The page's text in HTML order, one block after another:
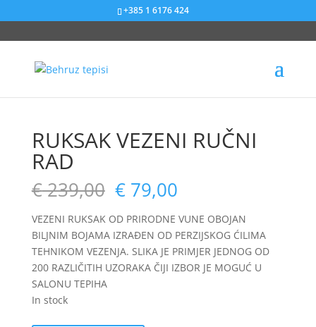
+385 1 6176 424
Sniženje od 67%
RUKSAK VEZENI RUČNI
RAD
€239,00 €79,00
VEZENI RUKSAK OD PRIRODNE VUNE OBOJAN
BILJNIM BOJAMA IZRAĐEN OD PERZIJSKOG ĆILIMA
TEHNIKOM VEZENJA. SLIKA JE PRIMJER JEDNOG OD
200 RAZLIČITIH UZORAKA ČIJI IZBOR JE MOGUĆ U
SALONU TEPIHA
In stock
Sniženje od 55%
Sniženje od 38%
Sniženje od 42%